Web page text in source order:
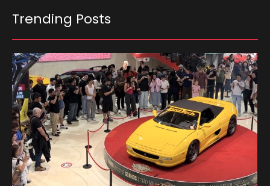
Trending Posts